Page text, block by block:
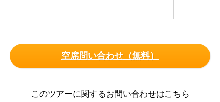
空席問い合わせ（無料）
このツアーに関するお問い合わせはこちら